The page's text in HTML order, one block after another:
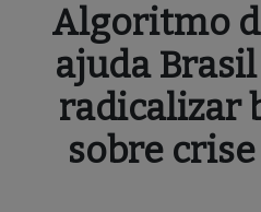
Algoritmo
ajuda
radicalizar
sobre